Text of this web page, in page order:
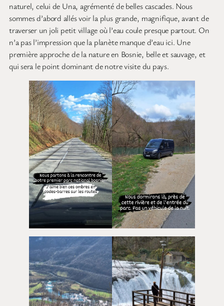
naturel, celui de Una, agrémenté de belles cascades. Nous
sommes d’abord allés voir la plus grande, magnifique, avant de
traverser un joli petit village où l’eau coule presque partout. On
n’a pas l’impression que la planète manque d’eau ici. Une
première approche de la nature en Bosnie, belle et sauvage, et
qui sera le point dominant de notre visite du pays.